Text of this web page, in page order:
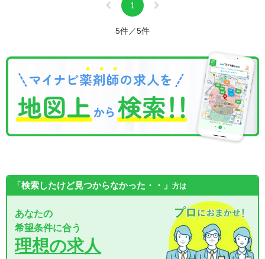
1
5件／5件
「検索したけど見つからなかった・・」 方は
あなたの
希望条件に合う
理想の求人